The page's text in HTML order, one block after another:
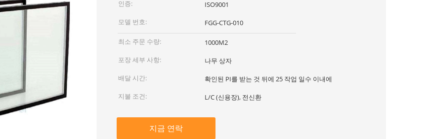
인증:
ISO9001
모델 번호:
FGG-CTG-010
최소 주문 수량:
1000M2
포장 세부 사항:
나무 상자
배달 시간:
확인된 PI를 받는 것 뒤에 25 작업 일수 이내에
지불 조건:
L/C (신용장), 전신환
지금 연락